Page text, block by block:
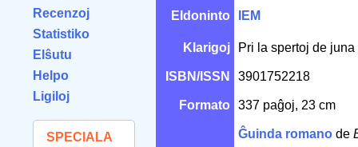
Recenzoj
Statistiko
Elŝutu
Helpo
Ligiloj
SPECIALA
Eldoninto IEM
Klarigoj Pri la spertoj de
ISBN/ISSN 3901752218
Formato 337 paĝoj, 23 cm
Ĝuinda romano de